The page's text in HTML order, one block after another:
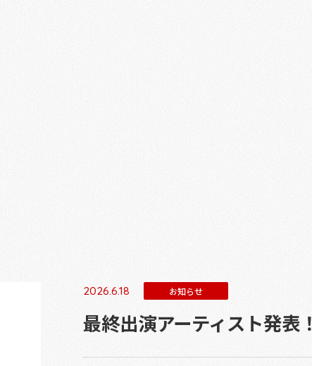
2026.6.18 お知らせ
最終出演アーティスト発表！